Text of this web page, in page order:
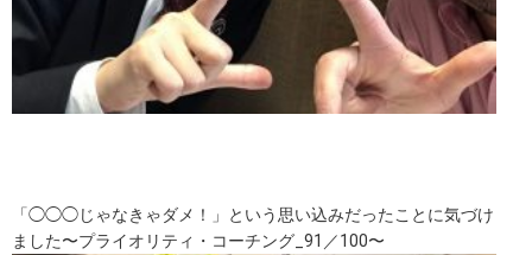
「◯◯◯じゃなきゃダメ！」という思い込みだったことに気づけ
ました〜プライオリティ・コーチング_91／100〜